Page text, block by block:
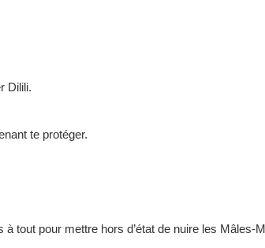
Dilili.
te protéger.
tout pour mettre hors d’état de nuire les Mâles-